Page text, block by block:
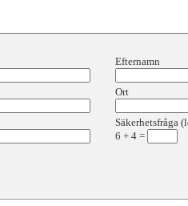
Efternamn
Ort
Säkerhetsfråga
6 + 4 =